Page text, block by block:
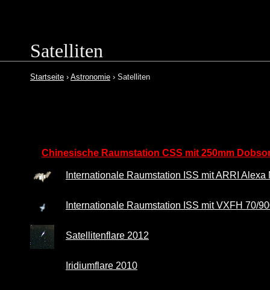
Satelliten
Startseite › Astronomie › Satelliten
Chinesische Raumstation CSS mit 250mm
Internationale Raumstation ISS mit ARRI
Internationale Raumstation ISS mit VXFH 70/
Satellitenflare 2012
Iridiumflare 2010